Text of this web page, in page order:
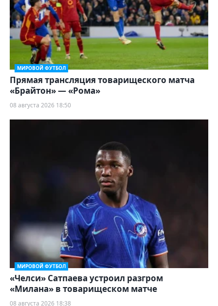
МИРОВОЙ ФУТБОЛ
Прямая трансляция товарищеского матча
«Брайтон» — «Рома»
08 августа 2026 18:50
МИРОВОЙ ФУТБОЛ
«Челси» Сатпаева устроил разгром
«Милана» в товарищеском матче
08 августа 2026 18:38